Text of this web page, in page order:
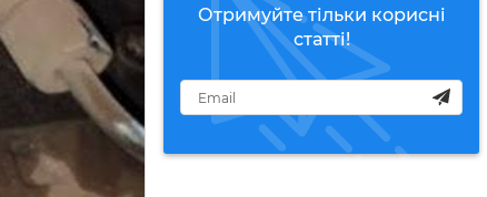
Отримуйте тільки корисні
статті!